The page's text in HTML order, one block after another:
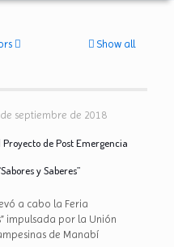
Show all
septiembre de 2018
de Post Emergencia
y Saberes”
a cabo la Feria
impulsada por la Unión
de Manabí